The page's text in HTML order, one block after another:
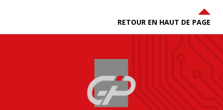
RETOUR EN HAUT DE PAGE